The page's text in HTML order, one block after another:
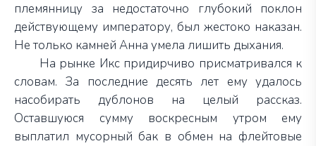
племянницу за недостаточно глубокий поклон
действующему императору, был жестоко наказан.
Не только камней Анна умела лишить дыхания.
На рынке Икс придирчиво присматривался к
словам. За последние десять лет ему удалось
насобирать дублонов на целый рассказ.
Оставшуюся сумму воскресным утром ему
выплатил мусорный бак в обмен на флейтовые